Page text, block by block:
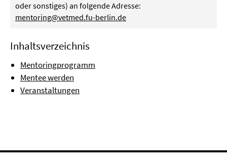
oder sonstiges) an folgende Adresse:
mentoring@vetmed.fu-berlin.de
Inhaltsverzeichnis
Mentoringprogramm
Mentee werden
Veranstaltungen